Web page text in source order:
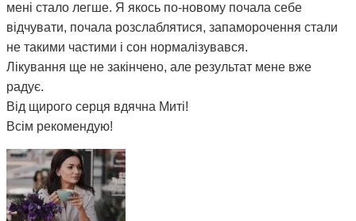
мені стало легше. Я якось по-новому почала себе
відчувати, почала розслаблятися, запаморочення стали
не такими частими і сон нормалізувався.
Лікування ще не закінчено, але результат мене вже
радує.
Від щирого серця вдячна Миті!
Всім рекомендую!